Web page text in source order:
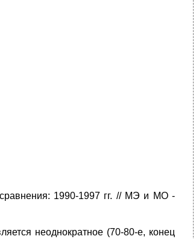
1990-1997 гг. // МЭ и МО -
неоднократное (70-80-е, конец